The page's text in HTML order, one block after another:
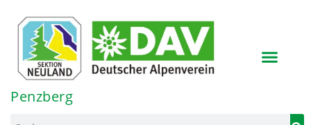
springen
Penzberg